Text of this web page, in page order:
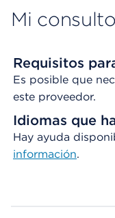
Mi
Requisitos
Es posible que
este proveedor.
Idiomas que
Hay ayuda
información.